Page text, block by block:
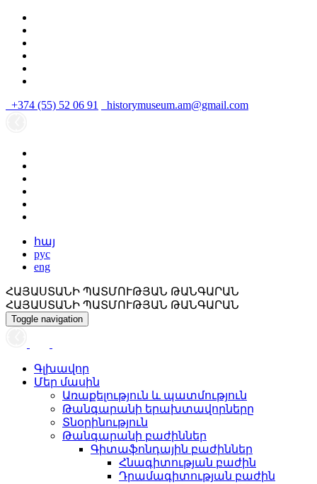
+374 (55) 52 06 91 historymuseum.am@gmail.com
հայ
рус
eng
ՀԱՅԱՍՏԱՆԻ ՊԱՏՄՈՒԹՅԱՆ ԹԱՆԳԱՐԱՆ
ՀԱՅԱՍՏԱՆԻ ՊԱՏՄՈՒԹՅԱՆ ԹԱՆԳԱՐԱՆ
Toggle navigation
Գլխավոր
Մեր մասին
Առաքելություն և պատմություն
Թանգարանի երախտավորները
Տնօրինություն
Թանգարանի բաժիններ
Գիտաֆոնդային բաժիններ
Հնագիտության բաժին
Դրամագիտության բաժին